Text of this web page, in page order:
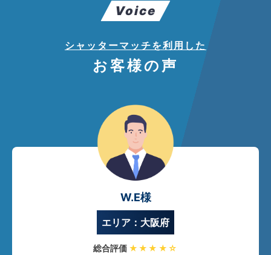
Voice
シャッターマッチを利用した
お客様の声
W.E様
エリア：大阪府
総合評価 ★★★★☆